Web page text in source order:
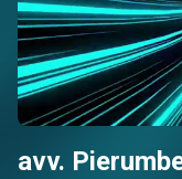
avv.